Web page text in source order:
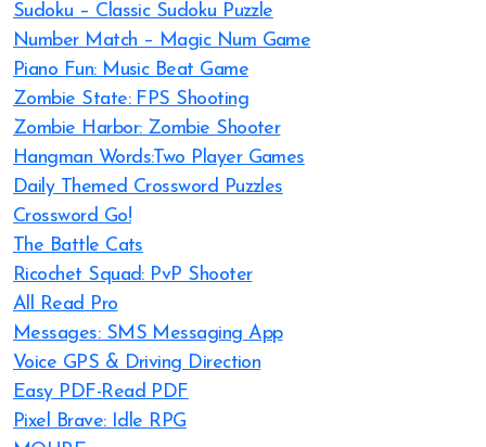
Sudoku – Classic Sudoku Puzzle
Number Match – Magic Num Game
Piano Fun: Music Beat Game
Zombie State: FPS Shooting
Zombie Harbor: Zombie Shooter
Hangman Words:Two Player Games
Daily Themed Crossword Puzzles
Crossword Go!
The Battle Cats
Ricochet Squad: PvP Shooter
All Read Pro
Messages: SMS Messaging App
Voice GPS & Driving Direction
Easy PDF-Read PDF
Pixel Brave: Idle RPG